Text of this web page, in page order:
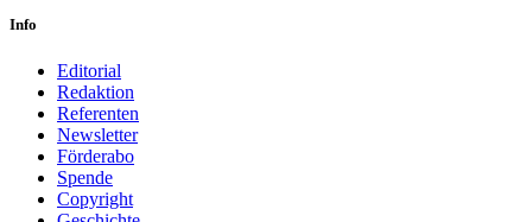
Info
Editorial
Redaktion
Referenten
Newsletter
Förderabo
Spende
Copyright